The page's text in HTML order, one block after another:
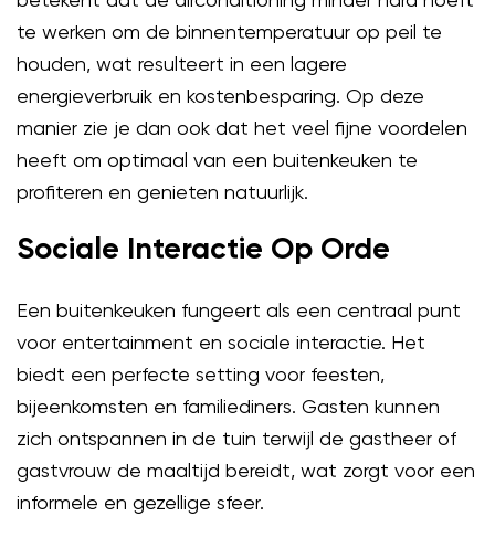
te werken om de binnentemperatuur op peil te
houden, wat resulteert in een lagere
energieverbruik en kostenbesparing. Op deze
manier zie je dan ook dat het veel fijne voordelen
heeft om optimaal van een buitenkeuken te
profiteren en genieten natuurlijk.
Sociale Interactie Op Orde
Een buitenkeuken fungeert als een centraal punt
voor entertainment en sociale interactie. Het
biedt een perfecte setting voor feesten,
bijeenkomsten en familiediners. Gasten kunnen
zich ontspannen in de tuin terwijl de gastheer of
gastvrouw de maaltijd bereidt, wat zorgt voor een
informele en gezellige sfeer.